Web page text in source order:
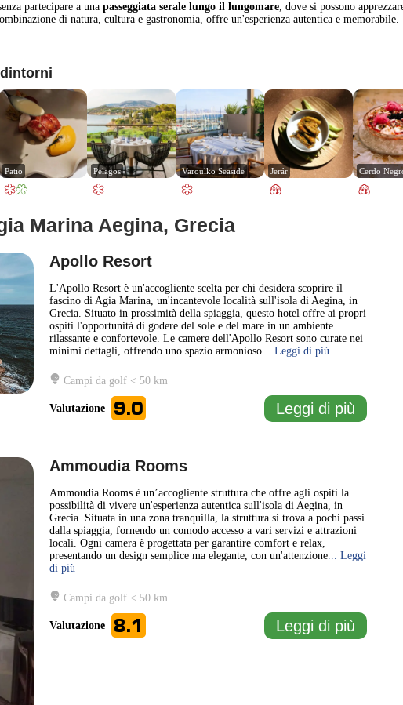
partecipare a unapasseggiata serale lungo il lungomare, dove si possono
di natura, cultura e gastronomia, offre un'esperienza autentica e memorabile.
Patio Pelagos Varoulko Seaside Jerár Cerdo
Marina Aegina, Grecia
Apollo Resort
L'Apollo Resort è un'accogliente scelta per chi desidera scoprire il
fascino di Agia Marina, un'incantevole località sull'isola di Aegina, in
Grecia. Situato in prossimità della spiaggia, questo hotel offre ai propri
ospiti l'opportunità di godere del sole e del mare in un ambiente
rilassante e confortevole. Le camere dell'Apollo Resort sono curate nei
minimi dettagli, offrendo uno spazio armonioso... Leggi di più
Campi da golf < 50 km
Valutazione 9.0 Leggi di più
Ammoudia Rooms
Ammoudia Rooms è un’accogliente struttura che offre agli ospiti la
possibilità di vivere un'esperienza autentica sull'isola di Aegina, in
Grecia. Situata in una zona tranquilla, la struttura si trova a pochi passi
dalla spiaggia, fornendo un comodo accesso a vari servizi e attrazioni
locali. Ogni camera è progettata per garantire comfort e relax,
presentando un design semplice ma elegante, con un'attenzione... Leggi
di più
Campi da golf < 50 km
Valutazione 8.1 Leggi di più